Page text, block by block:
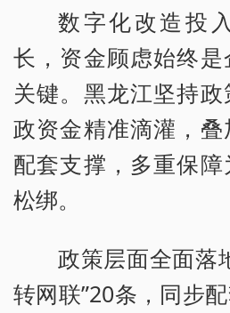
数字化改造投
长，资金顾虑始终
关键。黑龙江坚持
政资金精准滴灌，
配套支撑，多重保
松绑。
政策层面全面落
转网联”20条，同步